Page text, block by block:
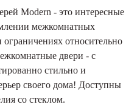
Modern - это интересные
межкомнатных
ограничениях относительно
двери - с
стильно и
своего дома! Доступны
со стеклом.